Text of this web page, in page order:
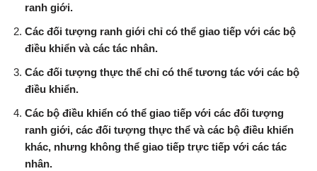
ranh giới.
Các đối tượng ranh giới chỉ có thể giao tiếp với các bộ
điều khiển và các tác nhân.
Các đối tượng thực thể chỉ có thể tương tác với các bộ
điều khiển.
Các bộ điều khiển có thể giao tiếp với các đối tượng
ranh giới, các đối tượng thực thể và các bộ điều khiển
khác, nhưng không thể giao tiếp trực tiếp với các tác
nhân.